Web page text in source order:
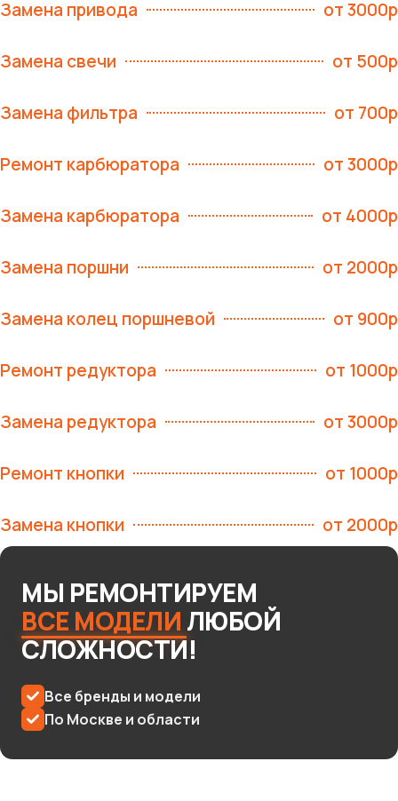
Замена привода от 3000р
Замена свечи от 500р
Замена фильтра от 700р
Ремонт карбюратора от 3000р
Замена карбюратора от 4000р
Замена поршни от 2000р
Замена колец поршневой от 900р
Ремонт редуктора от 1000р
Замена редуктора от 3000р
Ремонт кнопки от 1000р
Замена кнопки от 2000р
МЫ РЕМОНТИРУЕМ
ВСЕ МОДЕЛИ ЛЮБОЙ
СЛОЖНОСТИ!
Все бренды и модели
По Москве и области